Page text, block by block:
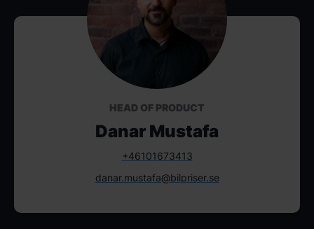
HEAD OF PRODUCT
Danar Mustafa
+46101673413
danar.mustafa@bilpriser.se